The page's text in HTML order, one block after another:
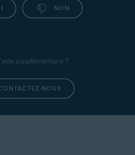
NON
supplémentaire ?
NOUS